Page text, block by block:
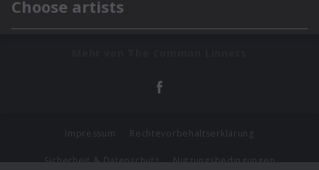
Impressum Rechtevorbehaltserklärung
Sicherheit & Datenschutz Nutzungsbedingungen